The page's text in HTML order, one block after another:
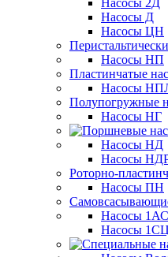
Насосы 2Д
Насосы Д
Насосы ЦН
Насосы НП
Пластинчатые
Насосы
Полупогружные
Насосы НГ
Насосы НД
Насосы
Роторно-
Насосы ПН
Насосы
Насосы